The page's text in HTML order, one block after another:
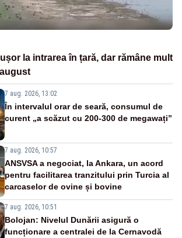
la intrarea în țară, dar rămâne mult
7 aug. 2026, 13:02
În intervalul orar de seară, consumul de
curent „a scăzut cu 200-300 de megawați”
7 aug. 2026, 10:57
ANSVSA a negociat, la Ankara, un acord
pentru facilitarea tranzitului prin Turcia al
carcaselor de ovine și bovine
7 aug. 2026, 10:51
Bolojan: Nivelul Dunării asigură o
funcționare a centralei de la Cernavodă